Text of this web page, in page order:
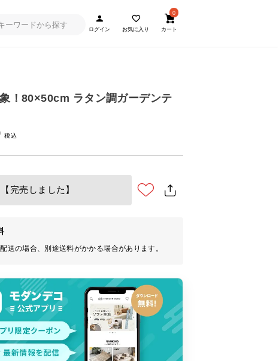
ログイン お気に入り
0
カート
！80×50cm ラタン調ガーデンテ
【完売しました】
送の場合、別途送料がかかる場合があります。